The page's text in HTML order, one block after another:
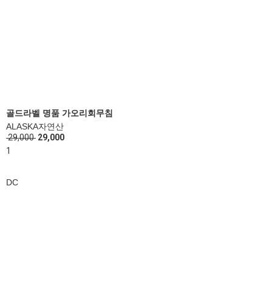
골드라벨 명품 가오리회무침
ALASKA자연산
29,000 29,000
1
DC